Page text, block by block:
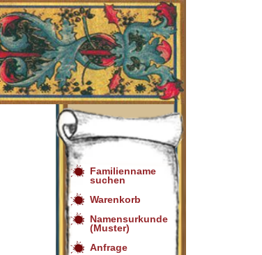
Familienname
suchen
Warenkorb
Namensurkunde
(Muster)
Anfrage